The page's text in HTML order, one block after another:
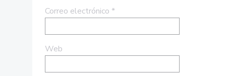
Correo electrónico *
Web